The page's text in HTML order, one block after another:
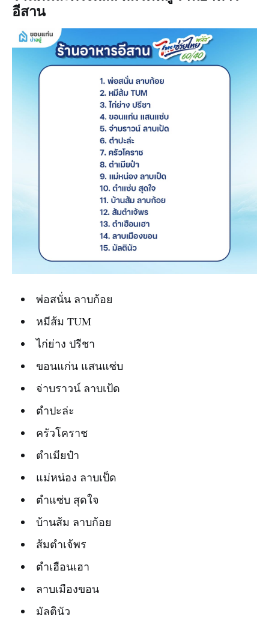
อีสาน
พ่อสนั่น ลาบก้อย
หมีส้ม TUM
ไก่ย่าง ปรีชา
ขอนแก่น แสนแซ่บ
จ่าบราวน์ ลาบเป้ด
ตำปะล่ะ
ครัวโคราช
ตำเมียป๋า
แม่หน่อง ลาบเป็ด
ตำแซ่บ สุดใจ
บ้านส้ม ลาบก้อย
ส้มตำเจ้พร
ตำเฮือนเฮา
ลาบเมืองขอน
มัลตินัว